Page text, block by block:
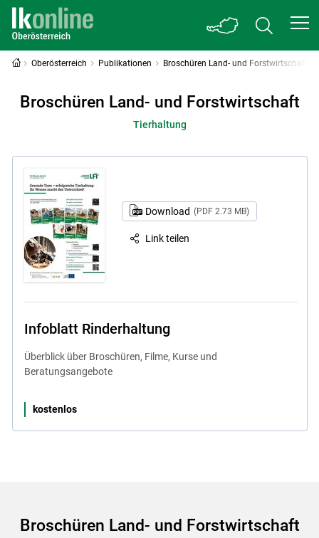
Oberösterreich Publikationen Broschüren Land- und Forstwirtschaft
Broschüren Land- und Forstwirtschaft
Tierhaltung
Download (PDF 2.73 MB)
Link teilen
Infoblatt Rinderhaltung
Überblick über Broschüren, Filme, Kurse und
Beratungsangebote
kostenlos
Broschüren Land- und Forstwirtschaft